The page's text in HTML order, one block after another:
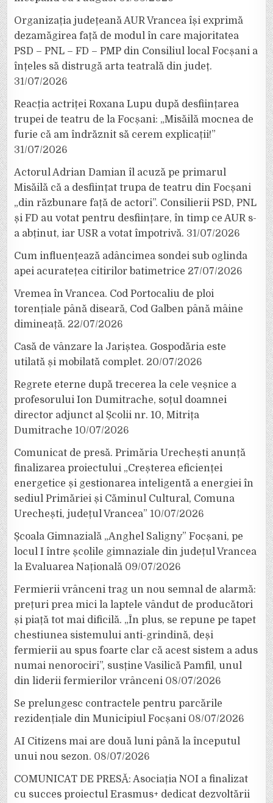
Organizația județeană AUR Vrancea își exprimă
dezamăgirea față de modul în care majoritatea
PSD – PNL – FD – PMP din Consiliul local Focșani a
înțeles să distrugă arta teatrală din județ.
31/07/2026
Reacția actriței Roxana Lupu după desființarea
trupei de teatru de la Focșani: „Misăilă mocnea de
furie că am îndrăznit să cerem explicații!”
31/07/2026
Actorul Adrian Damian îl acuză pe primarul
Misăilă că a desființat trupa de teatru din Focșani
„din răzbunare față de actori”. Consilierii PSD, PNL
și FD au votat pentru desființare, în timp ce AUR s-
a abținut, iar USR a votat împotrivă. 31/07/2026
Cum influențează adâncimea sondei sub oglinda
apei acuratețea citirilor batimetrice 27/07/2026
Vremea în Vrancea. Cod Portocaliu de ploi
torențiale până diseară, Cod Galben până mâine
dimineață. 22/07/2026
Casă de vânzare la Jariștea. Gospodăria este
utilată și mobilată complet. 20/07/2026
Regrete eterne după trecerea la cele veșnice a
profesorului Ion Dumitrache, soțul doamnei
director adjunct al Școlii nr. 10, Mitrița
Dumitrache 10/07/2026
Comunicat de presă. Primăria Urechești anunță
finalizarea proiectului „Creșterea eficienței
energetice și gestionarea inteligentă a energiei în
sediul Primăriei și Căminul Cultural, Comuna
Urechești, județul Vrancea” 10/07/2026
Școala Gimnazială „Anghel Saligny” Focșani, pe
locul I între școlile gimnaziale din județul Vrancea
la Evaluarea Națională 09/07/2026
Fermierii vrânceni trag un nou semnal de alarmă:
prețuri prea mici la laptele vândut de producători
și piață tot mai dificilă. „În plus, se repune pe tapet
chestiunea sistemului anti-grindină, deși
fermierii au spus foarte clar că acest sistem a adus
numai nenorociri”, susține Vasilică Pamfil, unul
din liderii fermierilor vrânceni 08/07/2026
Se prelungesc contractele pentru parcările
rezidențiale din Municipiul Focșani 08/07/2026
AI Citizens mai are două luni până la începutul
unui nou sezon. 08/07/2026
COMUNICAT DE PRESĂ: Asociația NOI a finalizat
cu succes proiectul Erasmus+ dedicat dezvoltării